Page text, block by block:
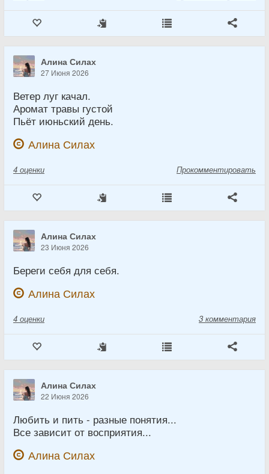
Алина Силах
27 Июня 2026
Ветер луг качал.
Аромат травы густой
Пьёт июньский день.
Алина Силах
4 оценки Прокомментировать
Алина Силах
23 Июня 2026
Береги себя для себя.
Алина Силах
4 оценки 3 комментария
Алина Силах
22 Июня 2026
Любить и пить - разные понятия...
Все зависит от восприятия...
Алина Силах